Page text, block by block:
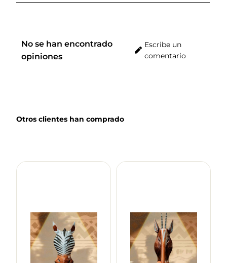
No se han encontrado
opiniones
Escribe un
comentario
Otros clientes han comprado